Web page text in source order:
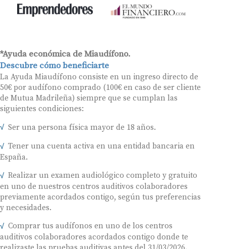
*Ayuda económica de Miaudífono.
Descubre cómo beneficiarte
La Ayuda Miaudífono consiste en un ingreso directo de
50€ por audífono comprado (100€ en caso de ser cliente
de Mutua Madrileña) siempre que se cumplan las
siguientes condiciones:
Ser una persona física mayor de 18 años.
Tener una cuenta activa en una entidad bancaria en
España.
Realizar un examen audiológico completo y gratuito
en uno de nuestros centros auditivos colaboradores
previamente acordados contigo, según tus preferencias
y necesidades.
Comprar tus audífonos en uno de los centros
auditivos colaboradores acordados contigo donde te
realizaste las pruebas auditivas antes del 31/03/2026.